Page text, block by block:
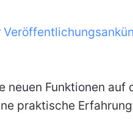
neuen Funktionen auf
praktische